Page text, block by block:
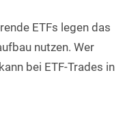
ETFs legen das
nutzen. Wer
bei ETF-Trades in